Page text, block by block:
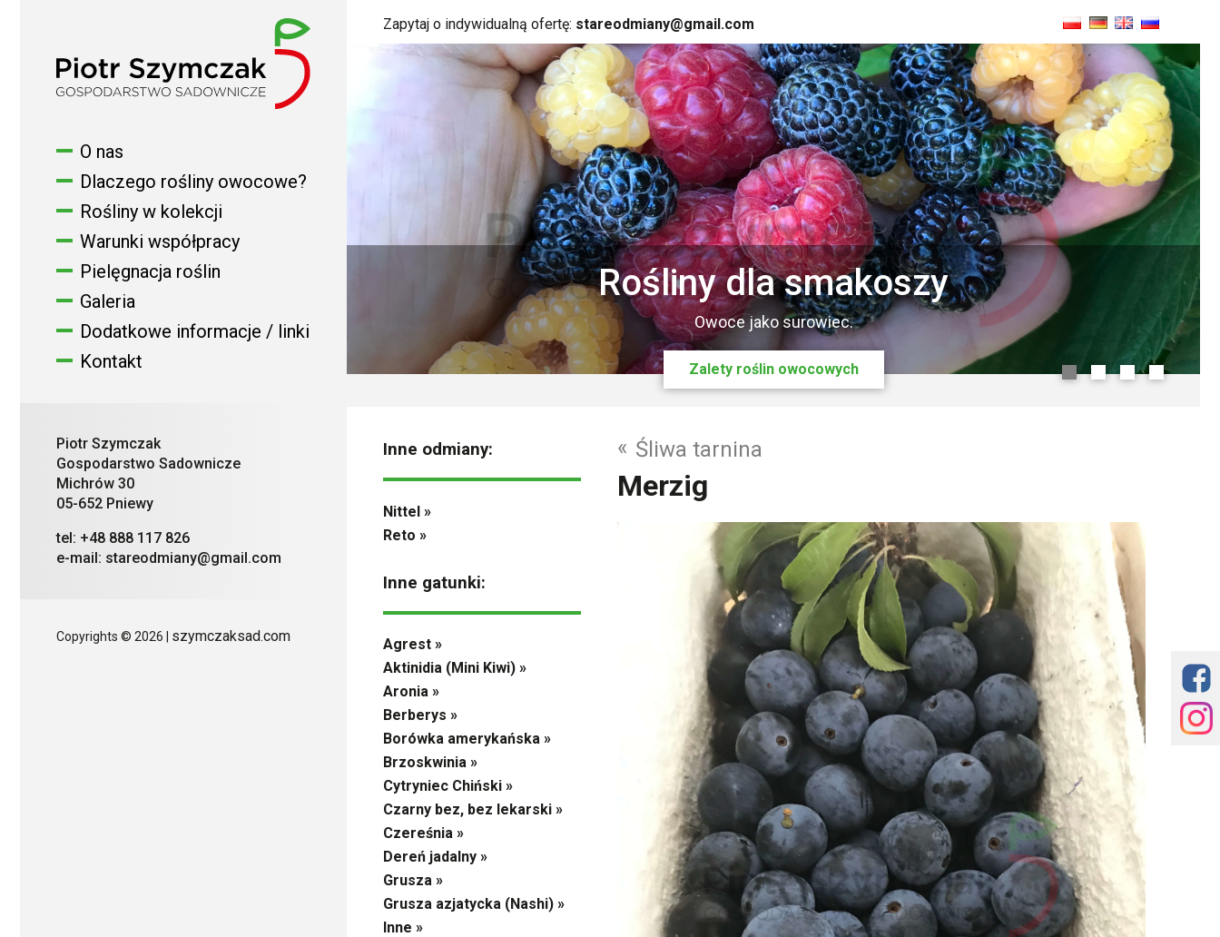
O nas
Dlaczego rośliny owocowe?
Rośliny w kolekcji
Warunki współpracy
Pielęgnacja roślin
Galeria
Dodatkowe informacje / linki
Kontakt
Piotr Szymczak
Gospodarstwo Sadownicze
Michrów 30
05-652 Pniewy
tel: +48 888 117 826
e-mail: stareodmiany@gmail.com
Copyrights © 2026 | szymczaksad.com
Zapytaj o indywidualną ofertę: stareodmiany@gmail.com
Rośliny dla smakoszy
Owoce jako surowiec.
Zalety roślin owocowych
Oferta jesienna 2025 - już jest !
Ofertę przesyłamy pod wskazany adres e-mail
Odezwij się do nas !
« Śliwa tarnina
Merzig
Inne odmiany:
Nittel »
Reto »
Inne gatunki:
Agrest »
Aktinidia (Mini Kiwi) »
Aronia »
Berberys »
Borówka amerykańska »
Brzoskwinia »
Cytryniec Chiński »
Czarny bez, bez lekarski »
Czereśnia »
Dereń jadalny »
Grusza »
Grusza azjatycka (Nashi) »
Inne »